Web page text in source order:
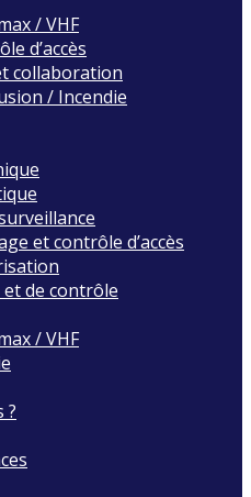
/ VHF
d’accès
collaboration
/ Incendie
et contrôle d’accès
et de contrôle
/ VHF
?